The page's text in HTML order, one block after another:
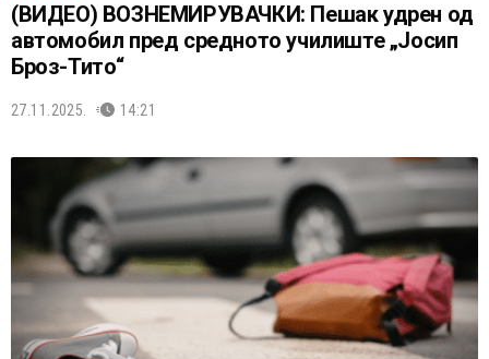
(ВИДЕО) ВОЗНЕМИРУВАЧКИ: Пешак удрен од
автомобил пред средното училиште „Јосип
Броз-Тито“
27.11.2025. 14:21